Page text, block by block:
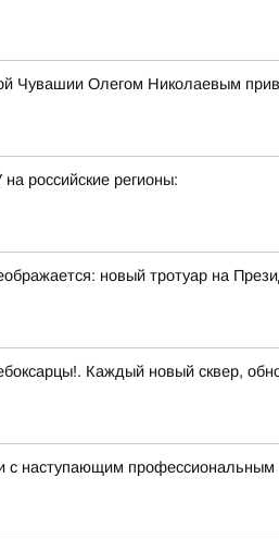
Чувашии Олегом Николаевым
российские регионы:
новый тротуар на
Каждый новый сквер,
с наступающим профессиональным